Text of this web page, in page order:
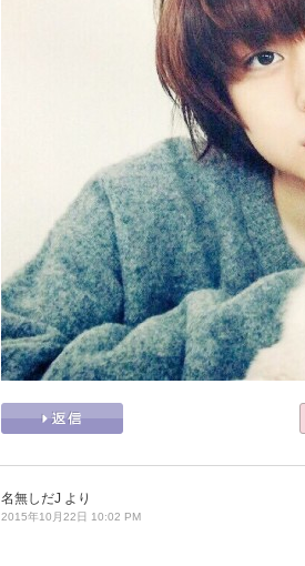
名無しだJ より
2015年10月22日 10:02 PM